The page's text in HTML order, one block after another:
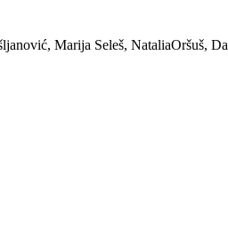
Marija Seleš, NataliaOršuš,